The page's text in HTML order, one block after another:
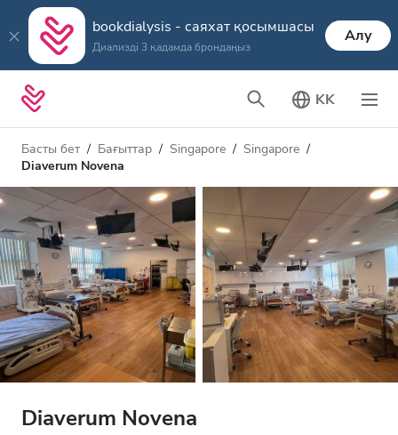
bookdialysis - саяхат қосымшасы
Диализді 3 қадамда брондаңыз
Алу
KK
Басты бет Бағыттар Singapore
Singapore
Diaverum Novena
Diaverum Novena